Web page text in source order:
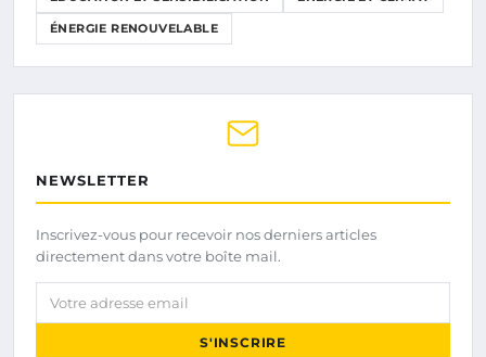
ÉNERGIE RENOUVELABLE
NEWSLETTER
Inscrivez-vous pour recevoir nos derniers articles
directement dans votre boîte mail.
Votre adresse email
S'INSCRIRE